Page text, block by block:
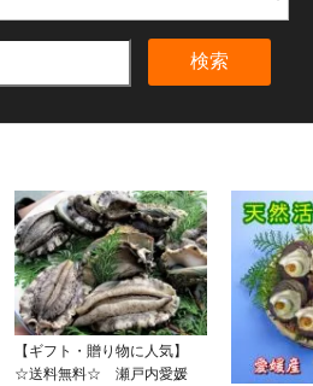
検索
【ギフト・贈り物に人気】
☆送料無料☆ 瀬戸内愛媛